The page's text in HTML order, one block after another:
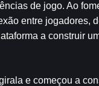
de jogo. Ao
entre jogadores,
a construir
e começou a